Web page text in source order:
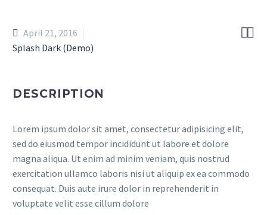

April 21, 2016
Splash Dark (Demo)
DESCRIPTION
Lorem ipsum dolor sit amet, consectetur adipisicing elit,
sed do eiusmod tempor incididunt ut labore et dolore
magna aliqua. Ut enim ad minim veniam, quis nostrud
exercitation ullamco laboris nisi ut aliquip ex ea commodo
consequat. Duis aute irure dolor in reprehenderit in
voluptate velit esse cillum dolore